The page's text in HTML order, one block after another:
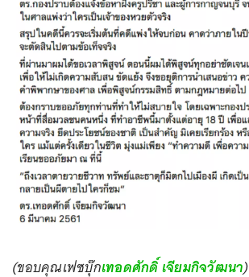
(ขอบคุณเฟซบุ๊กเทอดศักดิ์ เจียมกิจวัฒนา)